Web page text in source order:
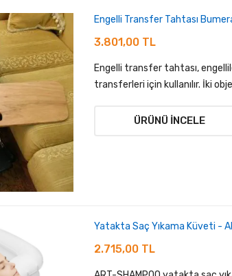
Engelli Transfer Tahtası
3.801,00 TL
Engelli transfer tahtası,
transferleri için kullanılır. İki
ÜRÜNÜ İNCELE
Yatakta Saç Yıkama Küveti -
2.715,00 TL